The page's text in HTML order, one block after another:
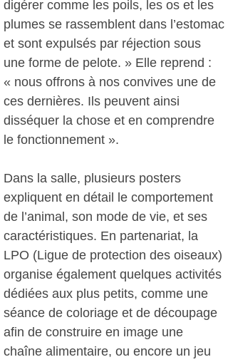
digérer comme les poils, les os et les
plumes se rassemblent dans l’estomac
et sont expulsés par réjection sous
une forme de pelote. » Elle reprend :
« nous offrons à nos convives une de
ces dernières. Ils peuvent ainsi
disséquer la chose et en comprendre
le fonctionnement ».
Dans la salle, plusieurs posters
expliquent en détail le comportement
de l’animal, son mode de vie, et ses
caractéristiques. En partenariat, la
LPO (Ligue de protection des oiseaux)
organise également quelques activités
dédiées aux plus petits, comme une
séance de coloriage et de découpage
afin de construire en image une
chaîne alimentaire, ou encore un jeu